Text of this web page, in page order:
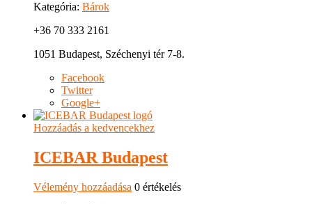
Kategória: Bárok
+36 70 333 2161
1051 Budapest, Széchenyi tér 7-8.
Facebook
Twitter
Google+
Hozzáadás a kedvencekhez
ICEBAR Budapest
Vélemény hozzáadása 0 értékelés